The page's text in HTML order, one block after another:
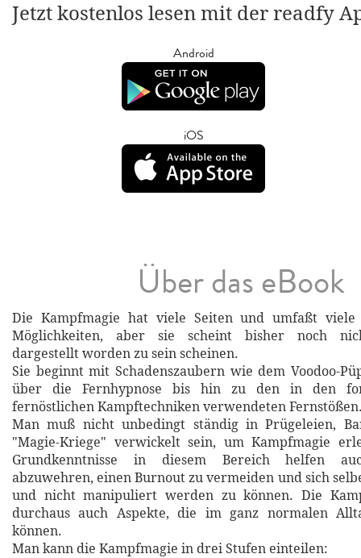
Jetzt kostenlos lesen mit der readfy
Android
iOS
Über das eBook
Die Kampfmagie hat viele Seiten und umfaßt viele
Möglichkeiten, aber sie scheint bisher noch
dargestellt worden zu sein scheinen.
Sie beginnt mit Schadenszaubern wie dem Voodoo-
über die Fernhypnose bis hin zu den in den
fernöstlichen Kampftechniken verwendeten
Man muß nicht unbedingt ständig in Prügeleien,
"Magie-Kriege" verwickelt sein, um Kampfmagie
Grundkenntnisse in diesem Bereich helfen
abzuwehren, einen Burnout zu vermeiden und sich
und nicht manipuliert werden zu können. Die
durchaus auch Aspekte, die im ganz normalen
können.
Man kann die Kampfmagie in drei Stufen einteilen: